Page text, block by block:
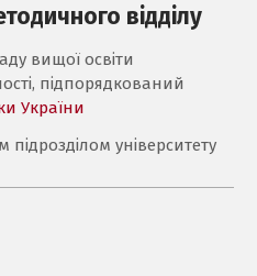
відділу
вищої освіти
підпорядкований
України
університету